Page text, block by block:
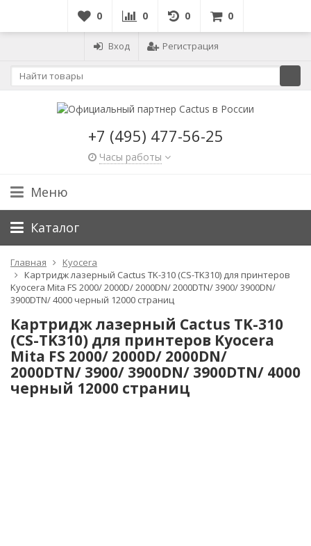
0 0 0 0
Вход Регистрация
+7 (495) 477-56-25
Часы работы
Меню
Каталог
Главная
Kyocera
Картридж лазерный Cactus TK-310 (CS-TK310) для принтеров
Kyocera Mita FS 2000/ 2000D/ 2000DN/ 2000DTN/ 3900/ 3900DN/
3900DTN/ 4000 черный 12000 страниц
Картридж лазерный Cactus TK-310
(CS-TK310) для принтеров Kyocera
Mita FS 2000/ 2000D/ 2000DN/
2000DTN/ 3900/ 3900DN/ 3900DTN/ 4000
черный 12000 страниц